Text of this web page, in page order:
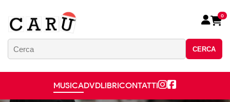
CERCA
0
MUSICADVDLIBRICONTATTI